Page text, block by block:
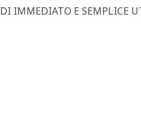
DI IMMEDIATO E SEMPLICE